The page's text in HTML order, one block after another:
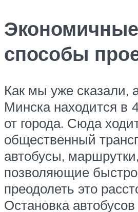
Экономичные
способы
Как мы уже сказали,
Минска находится в
от города. Сюда
общественный
автобусы,
позволяющие быстро
преодолеть это
Остановка